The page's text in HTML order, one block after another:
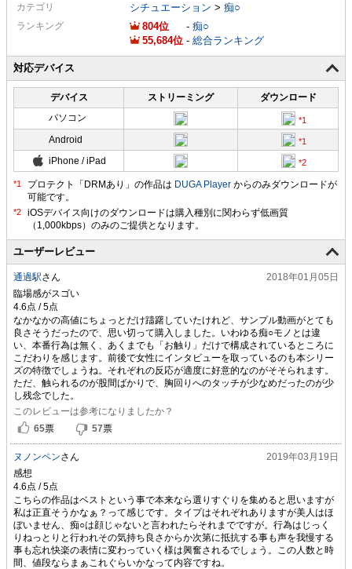
カテゴリ シチュエーション > 痴○
ランキング 804 - 痴○
55,684
- 総合ランキング
対応デバイス
デバイス ストリーミング
ダウンロード
パソコン
Android
iPhone / iPad
プロテクト「DRMあり」の作品は DUGA Player からのみダウンロードが
可能です。
ユーザーレビュー
通過駅さん
2018年01月05日
臨場感がスゴい
なかなかの高値にちょっとだけ躊躇していたけれど、サンプル動画がとても
良さそうだったので、思い切って購入しました。いわゆる痴○モノとは違
い、本番行為は無く、あくまでも「お触り」だけで構成されているところに
こだわりを感じます。前後で女性にインタビューを取っているのも本シリー
ズの特徴でしょうね。それぞれの反応が適度に好意的なのがそそられます。
ただ、触られるのが股間ばかりで、胸回りへのタッチが少なめだったのが少
し残念でした。
このレビューは参考になりましたか？
65票 57票
ヌノンペンさん
2019年03月19日
感想
こちらの作品はベストという事で本来なら選りすぐりを集めると思いますが
私は正直そうかなぁ？って感じです。タイプはそれぞれありますが美人はほ
ぼいません、痴○は顔じゃないと言われたらそれまでですが。行為はじっく
りねっとりと行われその気持ち良さからか次第に抵抗する事も声を我慢する
事も忘れ快楽の表情に変わっていく様は興奮されるでしょう。この人数と時
間、値段ならまぁこれぐらいかなって内容ですね。